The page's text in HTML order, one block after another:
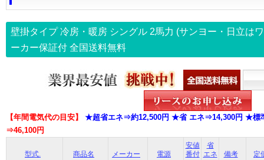
壁掛タイプ 冷房・暖房 シングル 2馬力 (サンヨー・日立は
ーカー保証付 全国送料無料
【年間電気代の目安】 ★超省エネ⇒約12,500円 ★省 エネ⇒14,300円 ★標
⇒46,100円
型式. 商品名 メーカー 電源
安値
番付
省
エネ
備考 定